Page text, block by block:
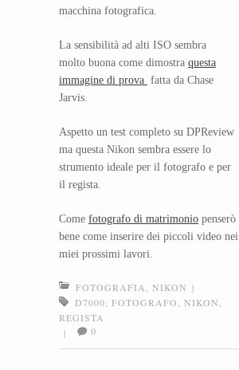
macchina fotografica.
La sensibilità ad alti ISO sembra
molto buona come dimostra questa
immagine di prova fatta da Chase
Jarvis.
Aspetto un test completo su DPReview
ma questa Nikon sembra essere lo
strumento ideale per il fotografo e per
il regista.
Come fotografo di matrimonio penserò
bene come inserire dei piccoli video nei
miei prossimi lavori.
FOTOGRAFIA NIKON |
D7000 FOTOGRAFO NIKON
REGISTA
|
0